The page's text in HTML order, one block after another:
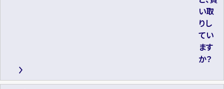
い取
りし
てい
ます
か？